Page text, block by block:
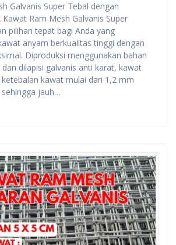
Galvanis Super Tebal dengan
Ram Mesh Galvanis Super
pilihan tepat bagi Anda yang
anyam berkualitas tinggi dengan
Diproduksi menggunakan bahan
dilapisi galvanis anti karat, kawat
kawat mulai dari 1,2 mm
jauh…